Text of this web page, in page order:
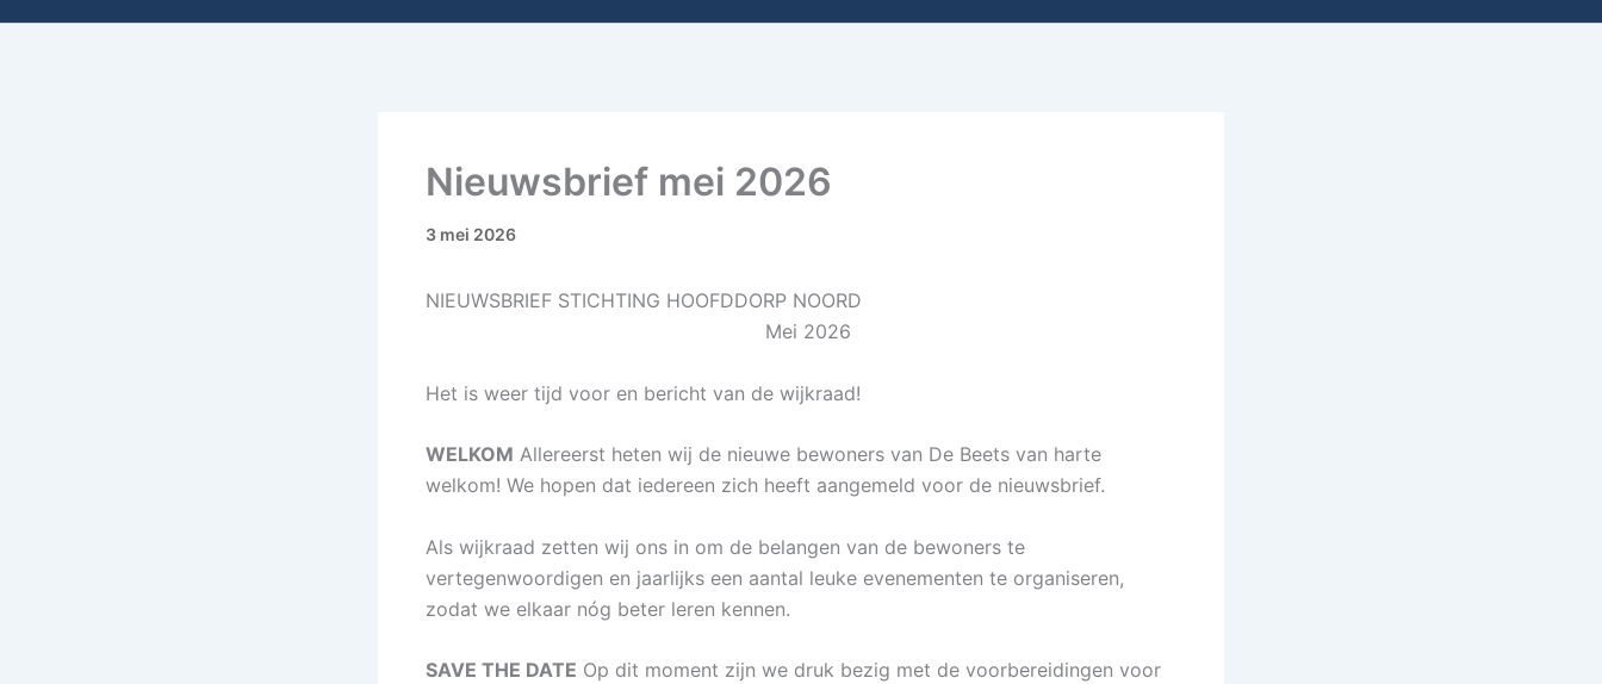
Nieuwsbrief mei 2026
3 mei 2026
NIEUWSBRIEF STICHTING HOOFDDORP NOORD
Mei 2026
Het is weer tijd voor en bericht van de wijkraad!
WELKOM Allereerst heten wij de nieuwe bewoners van De Beets van harte
welkom! We hopen dat iedereen zich heeft aangemeld voor de nieuwsbrief.
Als wijkraad zetten wij ons in om de belangen van de bewoners te
vertegenwoordigen en jaarlijks een aantal leuke evenementen te organiseren,
zodat we elkaar nóg beter leren kennen.
SAVE THE DATE Op dit moment zijn we druk bezig met de voorbereidingen voor